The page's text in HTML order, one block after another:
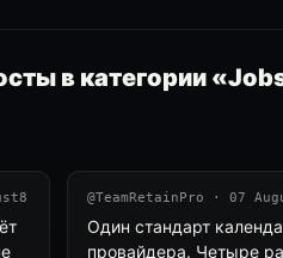
в категории
@TeamRetainPro · 07
Один стандарт
провайдера. Четыре